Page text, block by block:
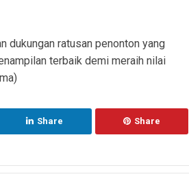
dukungan ratusan penonton yang
terbaik demi meraih nilai
Share Share